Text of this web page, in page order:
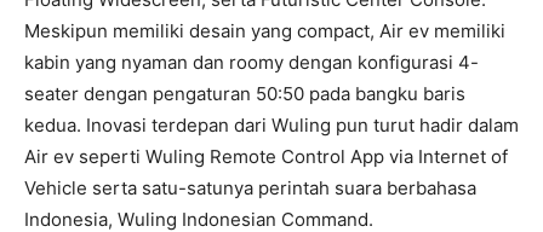
Meskipun memiliki desain yang compact, Air ev memiliki
kabin yang nyaman dan roomy dengan konfigurasi 4-
seater dengan pengaturan 50:50 pada bangku baris
kedua. Inovasi terdepan dari Wuling pun turut hadir dalam
Air ev seperti Wuling Remote Control App via Internet of
Vehicle serta satu-satunya perintah suara berbahasa
Indonesia, Wuling Indonesian Command.